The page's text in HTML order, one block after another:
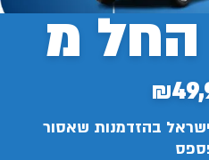
החל מ
בהזדמנות שאסור